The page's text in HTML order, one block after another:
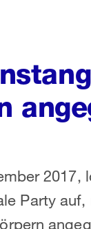
2017,
Party